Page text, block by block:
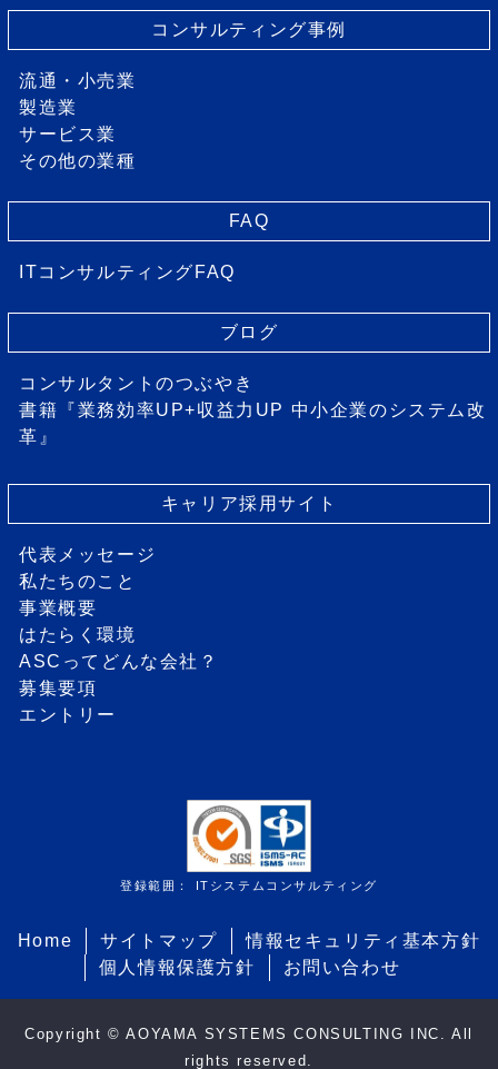
コンサルティング事例
流通・小売業
製造業
サービス業
その他の業種
FAQ
ITコンサルティングFAQ
ブログ
コンサルタントのつぶやき
書籍『業務効率UP+収益力UP 中小企業のシステム改
革』
キャリア採用サイト
代表メッセージ
私たちのこと
事業概要
はたらく環境
ASCってどんな会社？
募集要項
エントリー
登録範囲： ITシステムコンサルティング
Home サイトマップ
情報セキュリティ基本方針
個人情報保護方針
お問い合わせ
Copyright © AOYAMA SYSTEMS CONSULTING INC. All
rights reserved.